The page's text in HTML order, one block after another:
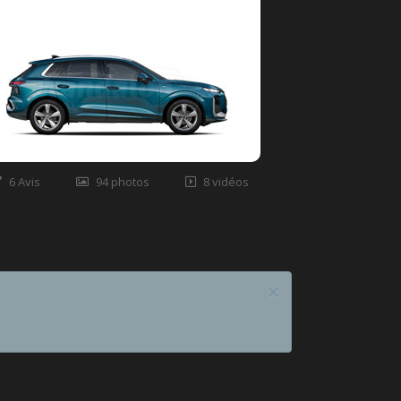
6 Avis 94 photos 8 vidéos
×